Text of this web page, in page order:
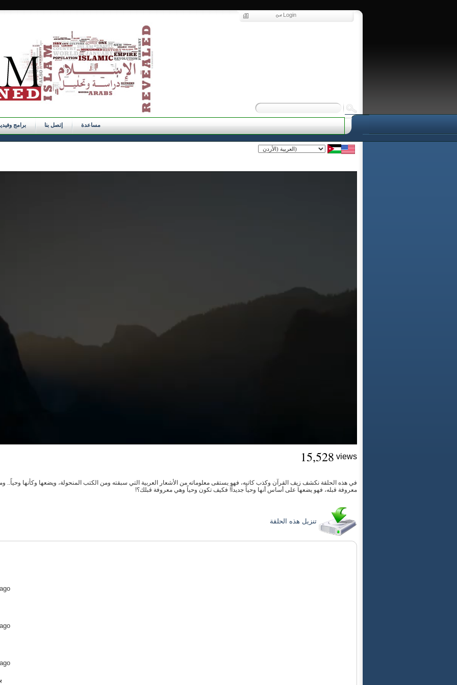
Login
برامج إتصل بنا مساعدة
15,528 views
في هذه الحلقة نكشف زيف القرآن وكذب كاتبه، فهو يستقى معلوماته من الأشعار العربية التي سبقته ومن الكتب المنحولة، ويضعها وكأنها
معروفة قبله، فهو يضعها على أساس أنها وحياً جديداً! فكيف تكون وحياً وهي معروفة قبلك؟!
تنزيل هذه الحلقة